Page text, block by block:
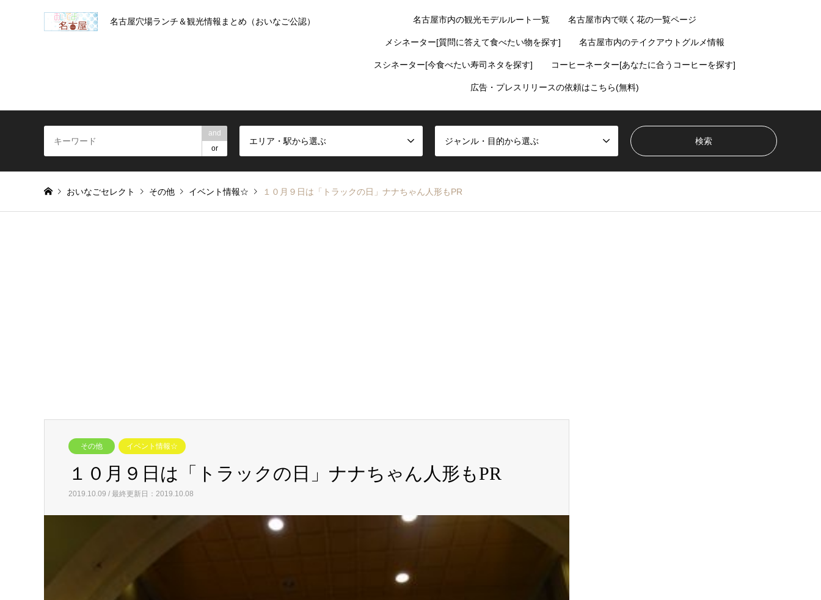
名古屋穴場ランチ＆観光情報まとめ（おいなご公認） 名古屋市内の観光モデルルート一覧 名古屋市内で咲く花の一覧ページ
メシネーター[質問に答えて食べたい物を探す] 名古屋市内のテイクアウトグルメ情報
スシネーター[今食べたい寿司ネタを探す] コーヒーネーター[あなたに合うコーヒーを探す]
広告・プレスリリースの依頼はこちら(無料)
and
or
エリア・駅から選ぶ ジャンル・目的から選ぶ
おいなごセレクト その他 イベント情報☆ １０月９日は「トラックの日」ナナちゃん人形もPR
その他 イベント情報☆
１０月９日は「トラックの日」ナナちゃん人形もPR
2019.10.09 / 最終更新日：2019.10.08